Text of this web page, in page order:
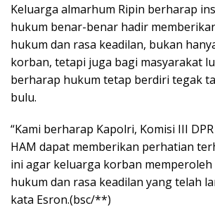
Keluarga almarhum Ripin berharap
hukum benar-benar hadir
hukum dan rasa keadilan, bukan
korban, tetapi juga bagi masyarakat
berharap hukum tetap berdiri tegak
bulu.
“Kami berharap Kapolri, Komisi III
HAM dapat memberikan perhatian
ini agar keluarga korban
hukum dan rasa keadilan yang telah
kata Esron.(bsc/**)